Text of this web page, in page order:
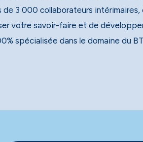
3 000 collaborateurs intérimaires,
votre savoir-faire et de
spécialisée dans le domaine du